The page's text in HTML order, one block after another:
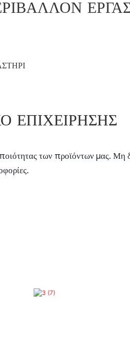
ΕΠΙΧΕΊΡΗΣΗΣ
των προϊόντων μας. Μη